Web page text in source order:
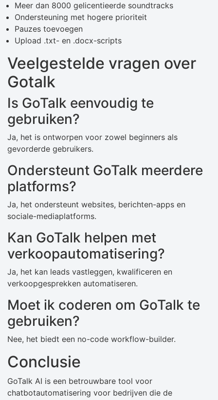
Meer dan 8000 gelicentieerde soundtracks
Ondersteuning met hogere prioriteit
Pauzes toevoegen
Upload .txt- en .docx-scripts
Veelgestelde vragen over
Gotalk
Is GoTalk eenvoudig te
gebruiken?
Ja, het is ontworpen voor zowel beginners als
gevorderde gebruikers.
Ondersteunt GoTalk meerdere
platforms?
Ja, het ondersteunt websites, berichten-apps en
sociale-mediaplatforms.
Kan GoTalk helpen met
verkoopautomatisering?
Ja, het kan leads vastleggen, kwalificeren en
verkoopgesprekken automatiseren.
Moet ik coderen om GoTalk te
gebruiken?
Nee, het biedt een no-code workflow-builder.
Conclusie
GoTalk AI is een betrouwbare tool voor
chatbotautomatisering voor bedrijven die de